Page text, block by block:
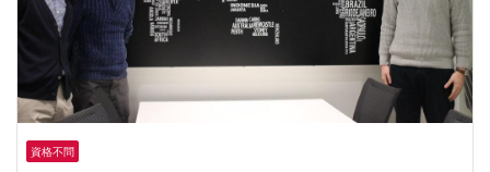
資格不問